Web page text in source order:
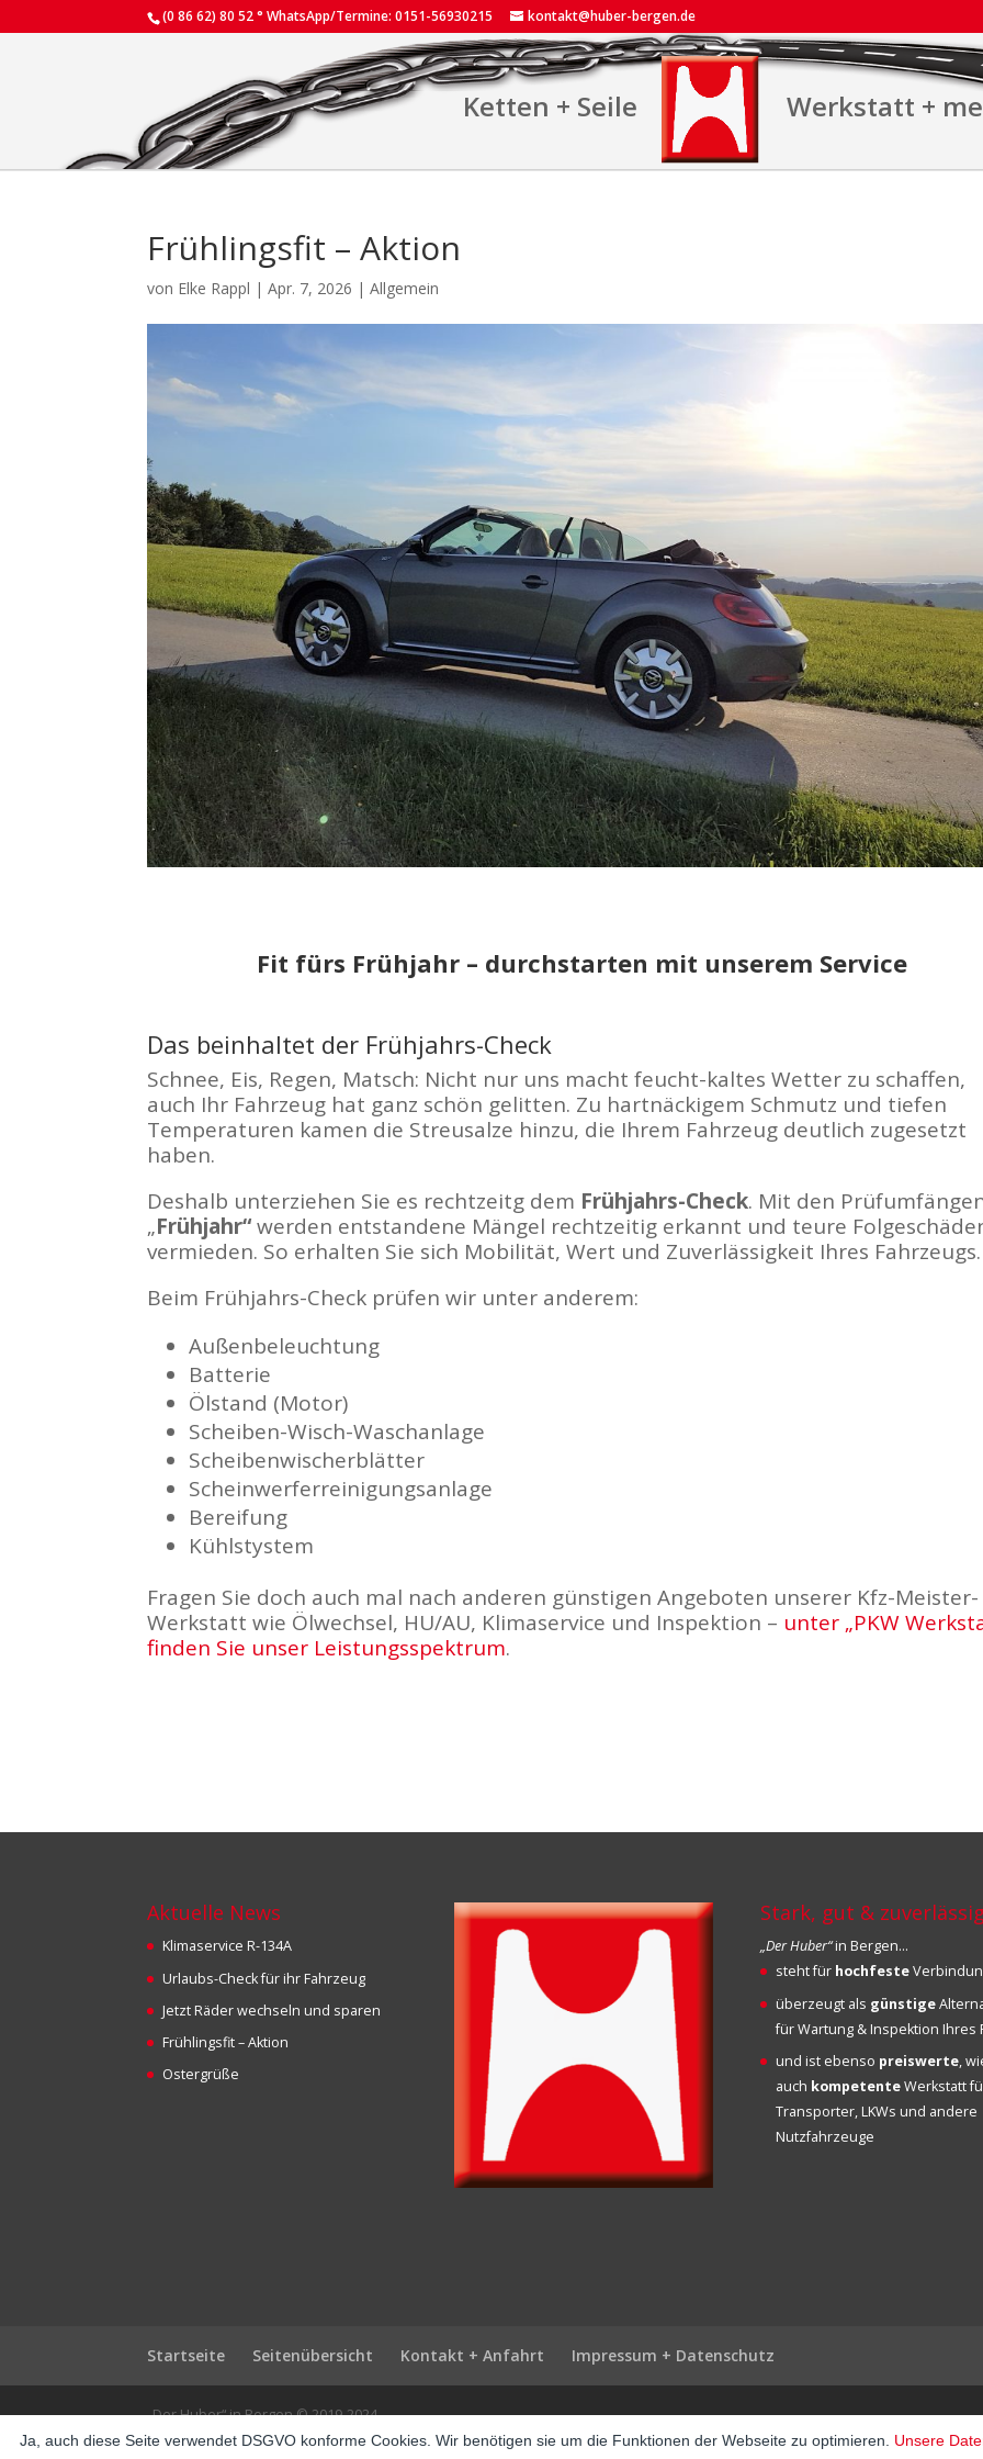
(0 86 62) 80 52 ° WhatsApp/Termine: 0151-56930215 kontakt@huber-bergen.de
Ketten + Seile Werkstatt +
Frühlingsfit – Aktion
von Elke Rappl |Apr. 7, 2026 |Allgemein
Fit fürs Frühjahr – durchstarten mit unserem Service
Das beinhaltet der Frühjahrs-Check
Schnee, Eis, Regen, Matsch: Nicht nur uns macht feucht-kaltes Wetter zu schaffen,
auch Ihr Fahrzeug hat ganz schön gelitten. Zu hartnäckigem Schmutz und tiefen
Temperaturen kamen die Streusalze hinzu, die Ihrem Fahrzeug deutlich zugesetzt
haben.
Deshalb unterziehen Sie es rechtzeitg dem Frühjahrs-Check. Mit den
„Frühjahr“werden entstandene Mängel rechtzeitig erkannt und teure
vermieden. So erhalten Sie sich Mobilität, Wert und Zuverlässigkeit Ihres Fahrzeugs.
Beim Frühjahrs-Check prüfen wir unter anderem:
Außenbeleuchtung
Batterie
Ölstand (Motor)
Scheiben-Wisch-Waschanlage
Scheibenwischerblätter
Scheinwerferreinigungsanlage
Bereifung
Kühlstystem
Fragen Sie doch auch mal nach anderen günstigen Angeboten unserer Kfz-Meister-
Werkstatt wie Ölwechsel, HU/AU, Klimaservice und Inspektion – unter „PKW
finden Sie unser Leistungsspektrum.
Aktuelle News
Klimaservice R-134A
Urlaubs-Check für ihr Fahrzeug
Jetzt Räder wechseln und sparen
Frühlingsfit – Aktion
Ostergrüße
Stark, gut &
„Der Huber“in Bergen…
steht für hochfeste
überzeugt als günstige
für Wartung & Inspektion Ihres
und ist ebenso preiswerte,
auch kompetenteWerkstatt
Transporter, LKWs und andere
Nutzfahrzeuge
Startseite Seitenübersicht Kontakt + Anfahrt Impressum + Datenschutz
„Der Huber“ in Bergen © 2019-2024
Ja, auch diese Seite verwendet DSGVO konforme Cookies. Wir benötigen sie um die Funktionen der Webseite zu optimieren. Unsere